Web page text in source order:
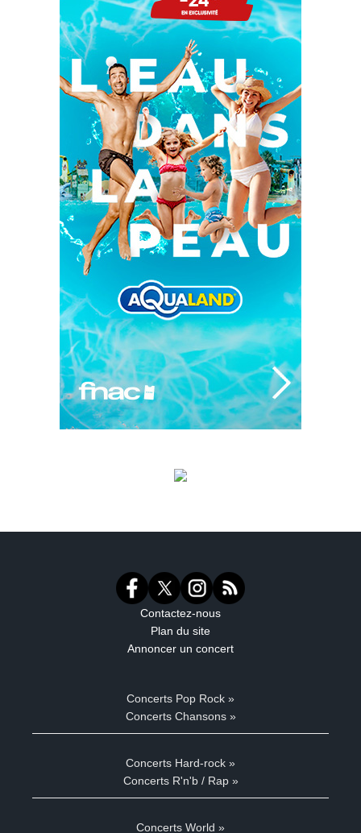
Contactez-nous
Plan du site
Annoncer un concert
Concerts Pop Rock »
Concerts Chansons »
Concerts Hard-rock »
Concerts R'n'b / Rap »
Concerts World »